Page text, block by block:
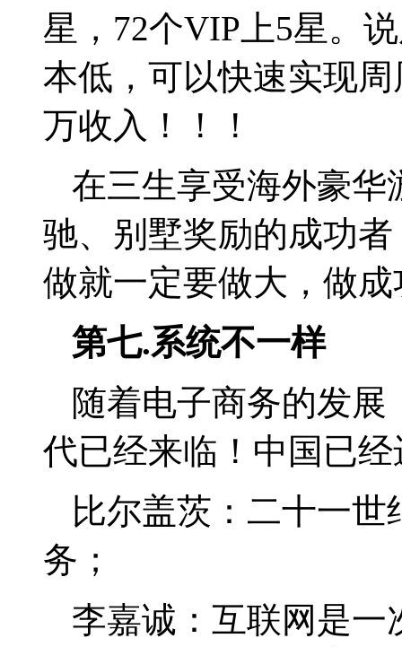
星， 72个VIP 上5星。
本低，可以快速实现
万收入！！！
在三生享受海外豪华
驰、别墅奖励的成功
做就一定要做大，做成
第七.系统不一样
随着电子商务的发
代已经来临！中国已经
比尔盖茨：二十一
务；
李嘉诚：互联网是一